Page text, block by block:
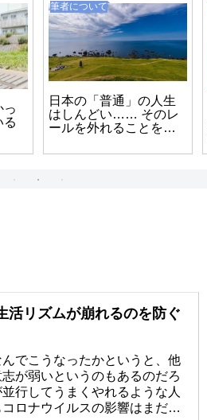
っ
る
筆者について
日本の「普通」の人生
はしんどい…… そのレ
ールを外れることを選
活リズムが崩れるのを防ぐ
でこうなったかというと、他
が弱いというのもあるのだろ
行してうまくやれるような人
ロナウイルスの影響はまだ続